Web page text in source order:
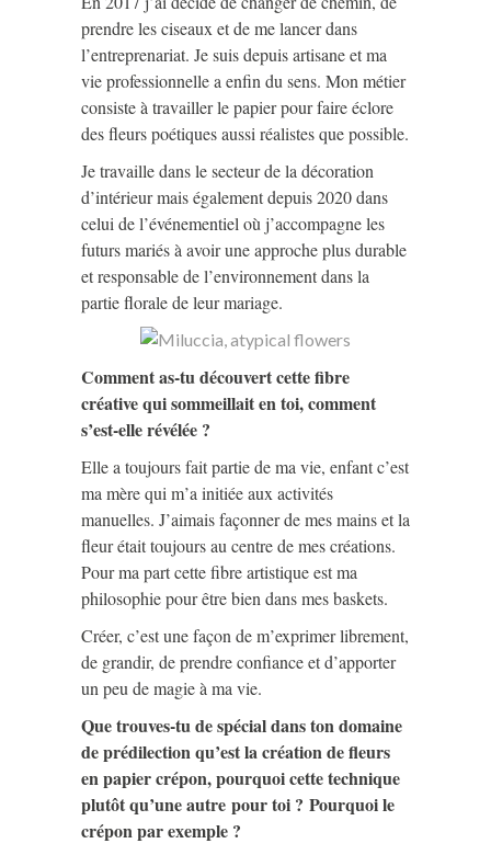
prendre les ciseaux et de me lancer dans
l’entreprenariat. Je suis depuis artisane et ma
vie professionnelle a enfin du sens. Mon métier
consiste à travailler le papier pour faire éclore
des fleurs poétiques aussi réalistes que possible.
Je travaille dans le secteur de la décoration
d’intérieur mais également depuis 2020 dans
celui de l’événementiel où j’accompagne les
futurs mariés à avoir une approche plus durable
et responsable de l’environnement dans la
partie florale de leur mariage.
Comment as-tu découvert cette fibre
créative qui sommeillait en toi, comment
s’est-elle révélée ?
Elle a toujours fait partie de ma vie, enfant c’est
ma mère qui m’a initiée aux activités
manuelles. J’aimais façonner de mes mains et la
fleur était toujours au centre de mes créations.
Pour ma part cette fibre artistique est ma
philosophie pour être bien dans mes baskets.
Créer, c’est une façon de m’exprimer librement,
de grandir, de prendre confiance et d’apporter
un peu de magie à ma vie.
Que trouves-tu de spécial dans ton domaine
de prédilection qu’est la création de fleurs
en papier crépon, pourquoi cette technique
plutôt qu’une autre pour toi ? Pourquoi le
crépon par exemple ?